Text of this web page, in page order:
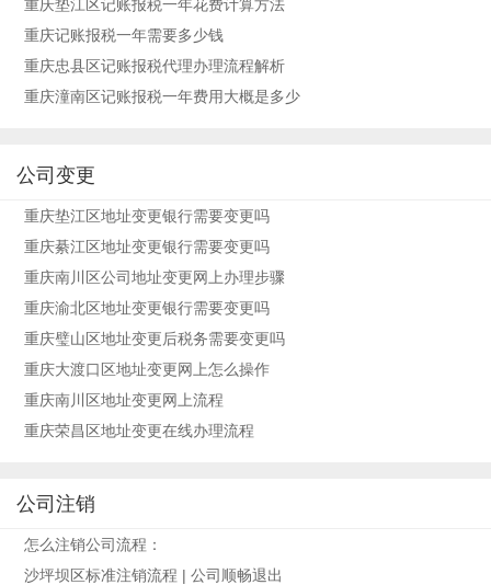
重庆垫江区记账报税一年花费计算方法
重庆记账报税一年需要多少钱
重庆忠县区记账报税代理办理流程解析
重庆潼南区记账报税一年费用大概是多少
公司变更
重庆垫江区地址变更银行需要变更吗
重庆綦江区地址变更银行需要变更吗
重庆南川区公司地址变更网上办理步骤
重庆渝北区地址变更银行需要变更吗
重庆璧山区地址变更后税务需要变更吗
重庆大渡口区地址变更网上怎么操作
重庆南川区地址变更网上流程
重庆荣昌区地址变更在线办理流程
公司注销
怎么注销公司流程：
沙坪坝区标准注销流程 | 公司顺畅退出